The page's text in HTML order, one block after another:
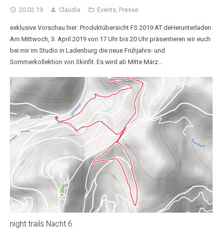
access_time 20.02.19 person Claudia folder_open Events Presse
exklusive Vorschau hier: Produktübersicht FS 2019 AT deHerunterladen
Am Mittwoch, 3. April 2019 von 17 Uhr bis 20 Uhr präsentieren wir euch
bei mir im Studio in Ladenburg die neue Frühjahrs- und
Sommerkollektion von Skinfit. Es wird ab Mitte März…
night trails Nacht 6